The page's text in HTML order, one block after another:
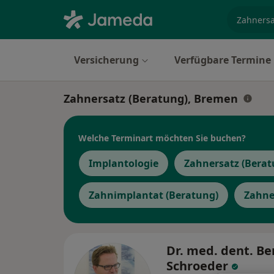
Versicherung Verfügbare Termine
Zahnersatz (Beratung), Bremen
Welche Terminart möchten Sie buchen?
Implantologie Zahnersatz
Zahnimplantat (Beratung)
Dr. med. dent.
Schroeder